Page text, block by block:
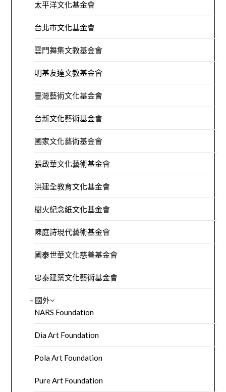
太平洋文化基金會
台北市文化基金會
雲門舞集文教基金會
明基友達文教基金會
臺灣藝術文化基金會
台新文化藝術基金會
國家文化藝術基金會
張啟華文化藝術基金會
洪建全教育文化基金會
樹火紀念紙文化基金會
陳庭詩現代藝術基金會
國泰世華文化慈善基金會
忠泰建築文化藝術基金會
– 國外
NARS Foundation
Dia Art Foundation
Pola Art Foundation
Pure Art Foundation